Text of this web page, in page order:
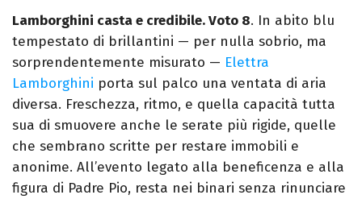
Lamborghini casta e credibile. Voto 8. In abito blu
tempestato di brillantini — per nulla sobrio, ma
sorprendentemente misurato — Elettra
Lamborghini porta sul palco una ventata di aria
diversa. Freschezza, ritmo, e quella capacità tutta
sua di smuovere anche le serate più rigide, quelle
che sembrano scritte per restare immobili e
anonime. All’evento legato alla beneficenza e alla
figura di Padre Pio, resta nei binari senza rinunciare